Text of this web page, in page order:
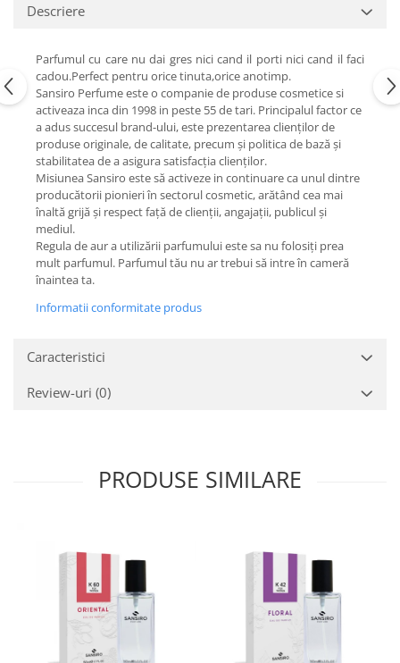
Descriere
Parfumul cu care nu dai gres nici cand il porti nici cand il faci
cadou.Perfect pentru orice tinuta,orice anotimp.
Sansiro Perfume este o companie de produse cosmetice si
activeaza inca din 1998 in peste 55 de tari. Principalul factor ce
a adus succesul brand-ului, este prezentarea clienților de
produse originale, de calitate, precum și politica de bază și
stabilitatea de a asigura satisfacția clienților.
Misiunea Sansiro este să activeze in continuare ca unul dintre
producătorii pionieri în sectorul cosmetic, arătând cea mai
înaltă grijă și respect față de clienții, angajații, publicul și
mediul.
Regula de aur a utilizării parfumului este sa nu folosiți prea
mult parfumul. Parfumul tău nu ar trebui să intre în cameră
înaintea ta.
Informatii conformitate produs
Caracteristici
Review-uri (0)
PRODUSE SIMILARE